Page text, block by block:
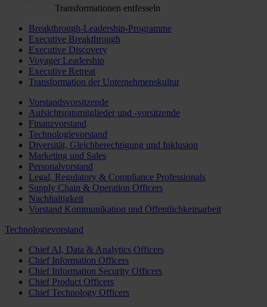
Transformationen entfesseln
Breakthrough-Leadership-Programme
Executive Breakthrough
Executive Discovery
Voyager Leadership
Executive Retreat
Transformation der Unternehmenskultur
Vorstandsvorsitzende
Aufsichtsratsmitglieder und -vorsitzende
Finanzvorstand
Technologievorstand
Diversität, Gleichberechtigung und Inklusion
Marketing und Sales
Personalvorstand
Legal, Regulatory & Compliance Professionals
Supply Chain & Operation Officers
Nachhaltigkeit
Vorstand Kommunikation und Öffentlichkeitsarbeit
Technologievorstand
Chief AI, Data & Analytics Officers
Chief Information Officers
Chief Information Security Officers
Chief Product Officers
Chief Technology Officers